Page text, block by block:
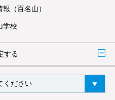
報（百名山）
学校
する